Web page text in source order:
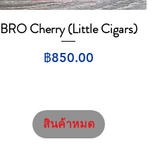
ดูข้อมูลด่วน
BRO Cherry (Little Cigars)
ราคา
฿850.00
สินค้าหมด